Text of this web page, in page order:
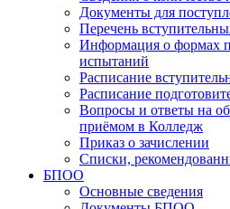
Документы для
Перечень
Информация о формах
испытаний
Расписание
Расписание
Вопросы и ответы на
приёмом в Колледж
Приказ о зачислении
Списки,
БПОО
Основные сведения